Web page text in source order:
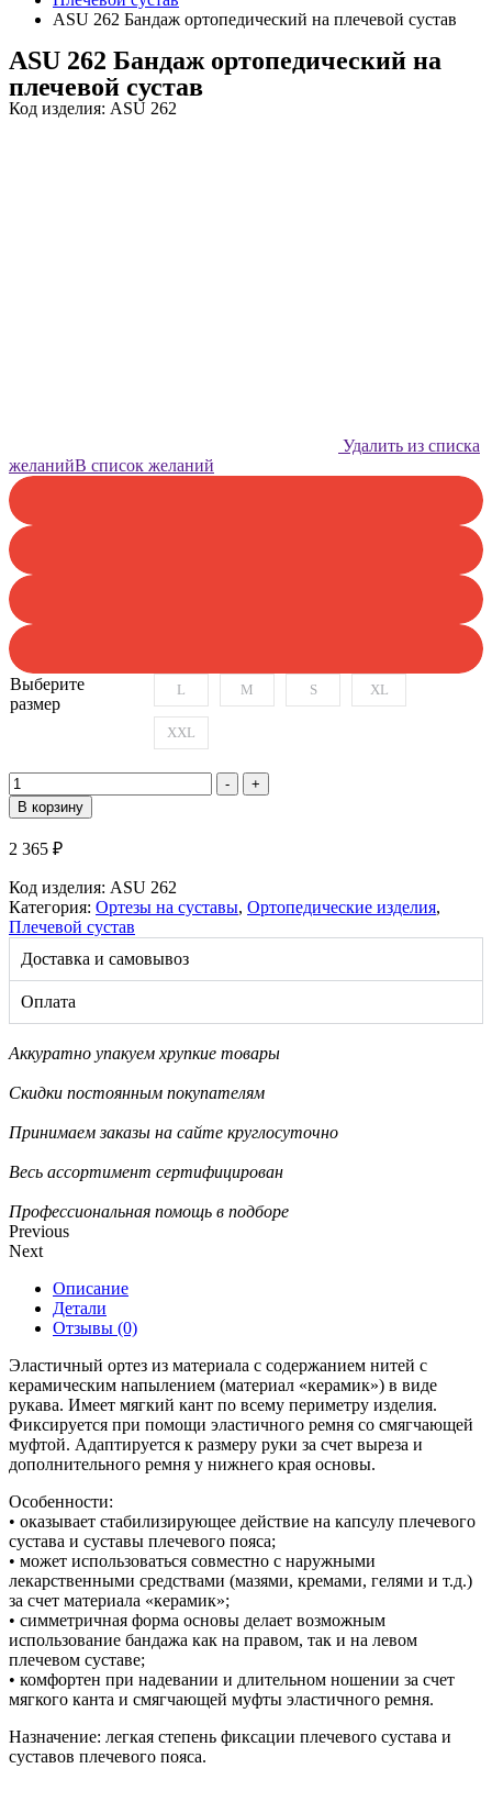
ASU 262 Бандаж ортопедический на плечевой сустав
ASU 262 Бандаж ортопедический на
плечевой сустав
Код изделия: ASU 262
Удалить из списка
желанийВ список желаний
Выберите
размер
L M S XL
XXL
Количество
товара
ASU
262
Бандаж
ортопедический
на
плечевой
сустав
-
+
В корзину
2 365 ₽
Код изделия: ASU 262
Категория: Ортезы на суставы, Ортопедические изделия,
Плечевой сустав
Доставка и самовывоз
Оплата
Аккуратно упакуем хрупкие товары
Скидки постоянным покупателям
Принимаем заказы на сайте круглосуточно
Весь ассортимент сертифицирован
Профессиональная помощь в подборе
Previous
Next
Описание
Детали
Отзывы (0)
Эластичный ортез из материала с содержанием нитей с
керамическим напылением (материал «керамик») в виде
рукава. Имеет мягкий кант по всему периметру изделия.
Фиксируется при помощи эластичного ремня со смягчающей
муфтой. Адаптируется к размеру руки за счет выреза и
дополнительного ремня у нижнего края основы.
Особенности:
• оказывает стабилизирующее действие на капсулу плечевого
сустава и суставы плечевого пояса;
• может использоваться совместно с наружными
лекарственными средствами (мазями, кремами, гелями и т.д.)
за счет материала «керамик»;
• симметричная форма основы делает возможным
использование бандажа как на правом, так и на левом
плечевом суставе;
• комфортен при надевании и длительном ношении за счет
мягкого канта и смягчающей муфты эластичного ремня.
Назначение: легкая степень фиксации плечевого сустава и
суставов плечевого пояса.